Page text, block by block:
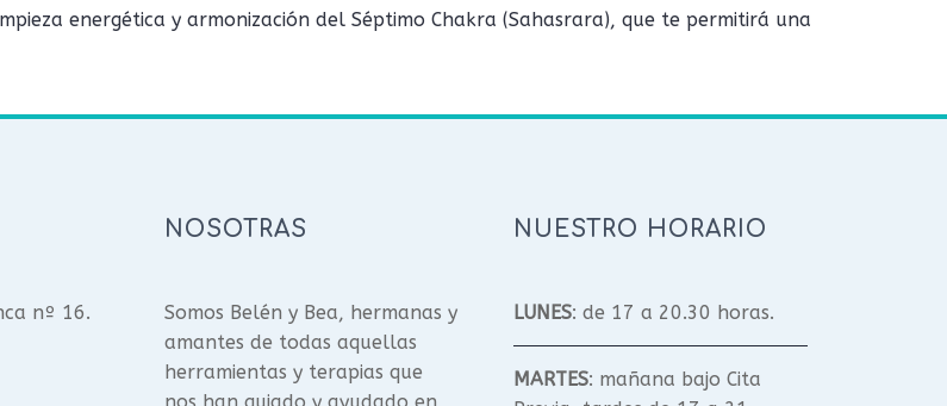
energética y armonización del Séptimo Chakra (Sahasrara), que te permitirá una
nº 16.
NOSOTRAS
Somos Belén y Bea, hermanas y
amantes de todas aquellas
herramientas y terapias que
NUESTRO HORARIO
LUNES: de 17 a 20.30 horas.
MARTES: mañana bajo Cita